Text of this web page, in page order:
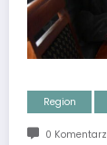
Region
0